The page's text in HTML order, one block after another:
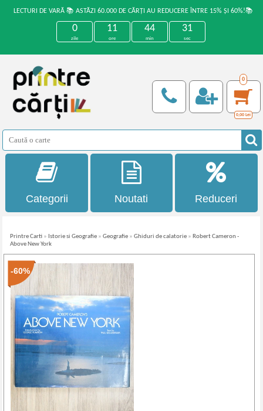
LECTURI DE VARĂ 📚 ASTĂZI 60.000 DE CĂRȚI AU REDUCERE ÎNTRE 15% ȘI 60%!📚
0
zile
11
ore
44
min
31
sec
0
0,00 Lei
Categorii Noutati Reduceri
Printre Carti » Istorie si Geografie »Geografie »Ghiduri de calatorie » Robert Cameron -
Above New York
-60%